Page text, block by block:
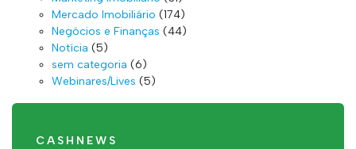
Mercado Imobiliário (174)
Negócios e Finanças (44)
Notícia (5)
sem categoria (6)
Webinares/Lives (5)
CASHNEWS